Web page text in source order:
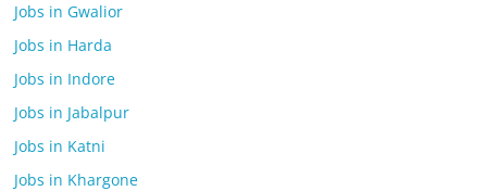
Jobs in Gwalior
Jobs in Harda
Jobs in Indore
Jobs in Jabalpur
Jobs in Katni
Jobs in Khargone